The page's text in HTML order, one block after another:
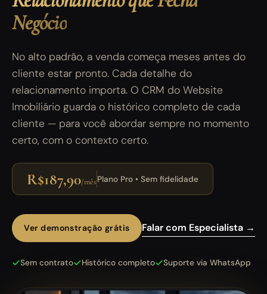
Negócio
No alto padrão, a venda começa meses antes do
cliente estar pronto. Cada detalhe do
relacionamento importa. O CRM do Website
Imobiliário guarda o histórico completo de cada
cliente — para você abordar sempre no momento
certo, com o contexto certo.
R$187,90/mêsPlano Pro • Sem fidelidade
Ver demonstração grátis Falar com Especialista →
Sem contrato Histórico completo Suporte via WhatsApp